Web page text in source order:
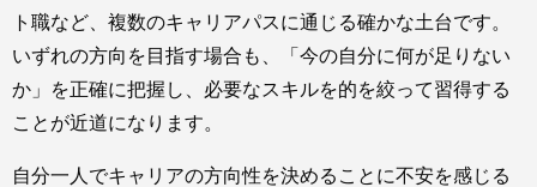
ト職など、複数のキャリアパスに通じる確かな土台です。
いずれの方向を目指す場合も、「今の自分に何が足りない
か」を正確に把握し、必要なスキルを的を絞って習得する
ことが近道になります。
自分一人でキャリアの方向性を決めることに不安を感じる